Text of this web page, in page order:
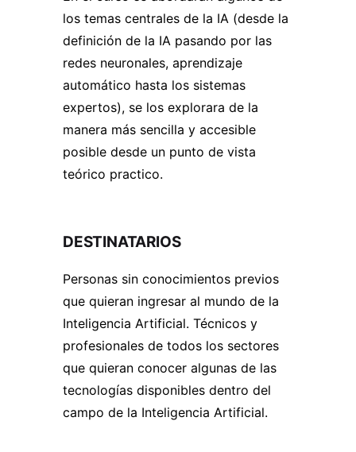
los temas centrales de la IA (desde la
definición de la IA pasando por las
redes neuronales, aprendizaje
automático hasta los sistemas
expertos), se los explorara de la
manera más sencilla y accesible
posible desde un punto de vista
teórico practico.
DESTINATARIOS
Personas sin conocimientos previos
que quieran ingresar al mundo de la
Inteligencia Artificial. Técnicos y
profesionales de todos los sectores
que quieran conocer algunas de las
tecnologías disponibles dentro del
campo de la Inteligencia Artificial.